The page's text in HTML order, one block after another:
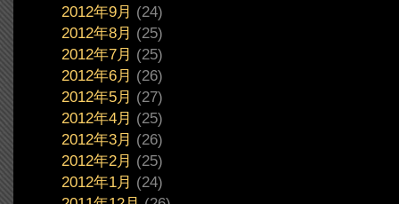
2012年9月 (24)
2012年8月 (25)
2012年7月 (25)
2012年6月 (26)
2012年5月 (27)
2012年4月 (25)
2012年3月 (26)
2012年2月 (25)
2012年1月 (24)